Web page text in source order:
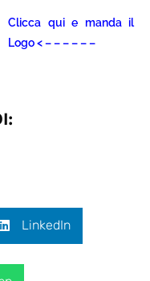
Clicca qui e manda il
Logo < – – – – – –
LinkedIn